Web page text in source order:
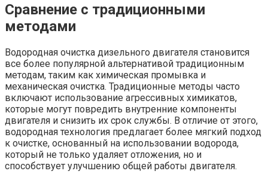
Сравнение с традиционными
методами
Водородная очистка дизельного двигателя становится
все более популярной альтернативой традиционным
методам, таким как химическая промывка и
механическая очистка. Традиционные методы часто
включают использование агрессивных химикатов,
которые могут повредить внутренние компоненты
двигателя и снизить их срок службы. В отличие от этого,
водородная технология предлагает более мягкий подход
к очистке, основанный на использовании водорода,
который не только удаляет отложения, но и
способствует улучшению общей работы двигателя.